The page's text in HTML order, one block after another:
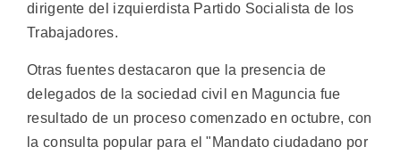
dirigente del izquierdista Partido Socialista de los
Trabajadores.
Otras fuentes destacaron que la presencia de
delegados de la sociedad civil en Maguncia fue
resultado de un proceso comenzado en octubre, con
la consulta popular para el "Mandato ciudadano por